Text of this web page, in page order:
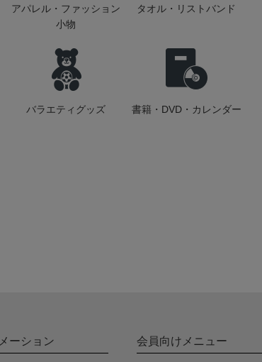
アパレル・ファッション
小物
タオル・リストバンド
バラエティグッズ 書籍・DVD・カレンダー
ーション 会員向けメニュー